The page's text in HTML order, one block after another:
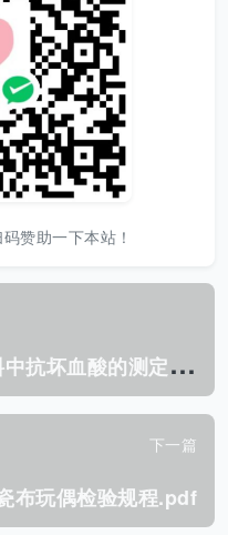
赞助一下本站！
S
N/T 0869-2017 出口饮料中抗坏血酸的测定.pdf
下一篇
布玩偶检验规程.pdf